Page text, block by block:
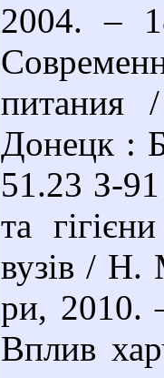
2004. –
питания
Донецк :
51.23 З-
та
вузів /
ри, 2010.
Вплив